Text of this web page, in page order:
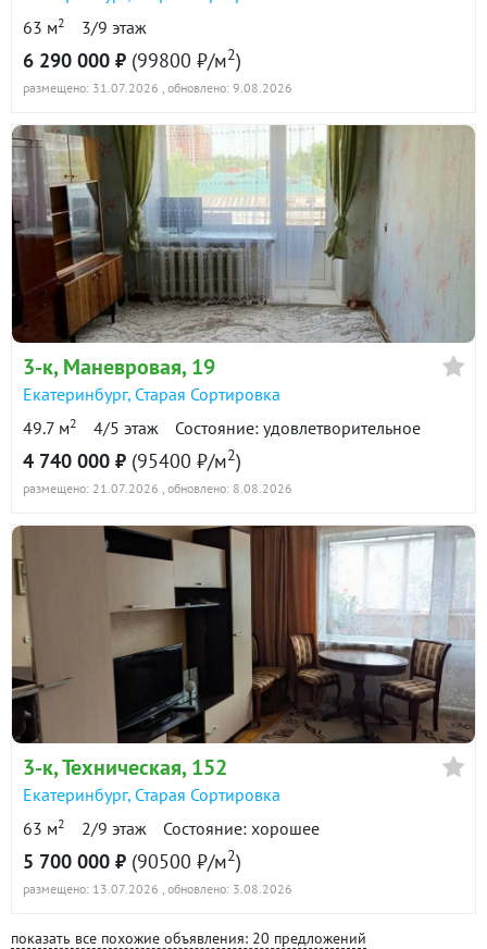
63 м2 3/9 этаж
6 290 000 ₽ (99800 ₽/м2)
размещено: 31.07.2026 , обновлено: 9.08.2026
3-к, Маневровая, 19
Екатеринбург, Старая Сортировка
49.7 м2 4/5 этаж Состояние: удовлетворительное
4 740 000 ₽ (95400 ₽/м2)
размещено: 21.07.2026 , обновлено: 8.08.2026
3-к, Техническая, 152
Екатеринбург, Старая Сортировка
63 м2 2/9 этаж Состояние: хорошее
5 700 000 ₽ (90500 ₽/м2)
размещено: 13.07.2026 , обновлено: 3.08.2026
показать все похожие объявления: 20 предложений